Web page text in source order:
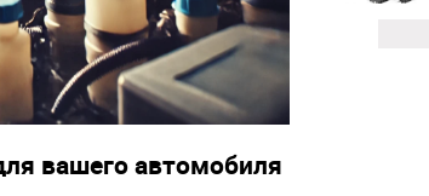
вашего автомобиля